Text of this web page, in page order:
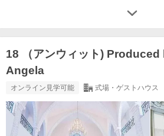
18 （アンウィット)
Angela
オンライン見学可能 式場・ゲストハウス